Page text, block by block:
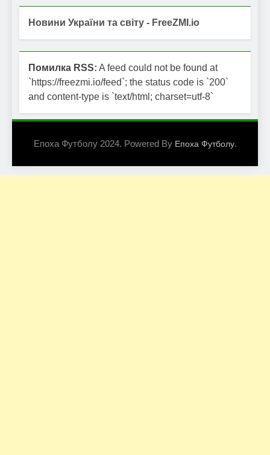
Новини України та світу - FreeZMI.io
Помилка RSS: A feed could not be found at
`https://freezmi.io/feed`; the status code is `200`
and content-type is `text/html; charset=utf-8`
Епоха Футболу 2024. Powered By Епоха Футболу.